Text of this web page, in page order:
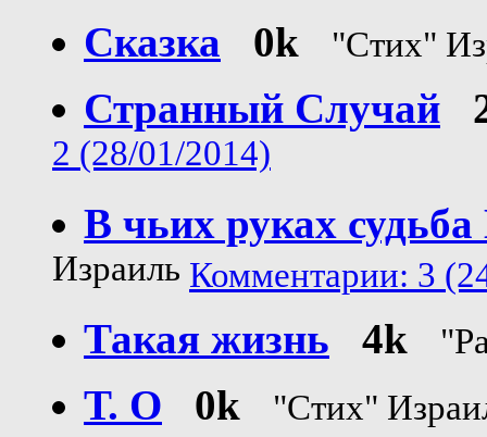
Сказка
0k "Стих"
Странный Случай
2 (28/01/2014)
В чьих руках
Израиль Комментарии: 3
Такая жизнь 4k
Т. О 0k "Стих"